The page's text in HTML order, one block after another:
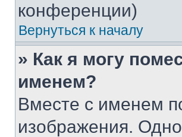
конференции)
Вернуться к началу
» Как я могу
именем?
Вместе с именем
изображения.